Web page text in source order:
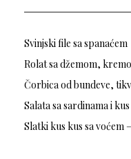
Svinjski file sa spanaćem
Rolat sa džemom,
Čorbica od bundeve,
Salata sa sardinama i
Slatki kus kus sa voćem